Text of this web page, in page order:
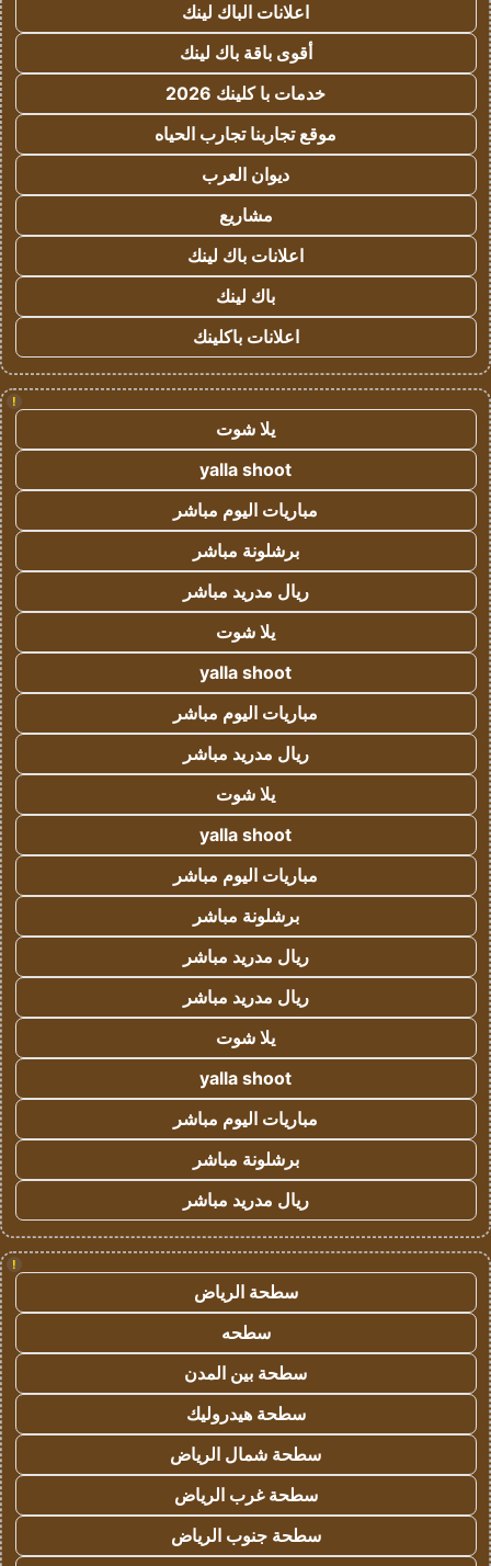
اعلانات الباك لينك
أقوى باقة باك لينك
خدمات با كلينك 2026
موقع تجاربنا تجارب الحياه
ديوان العرب
مشاريع
اعلانات باك لينك
باك لينك
اعلانات باكلينك
!
يلا شوت
yalla shoot
مباريات اليوم مباشر
برشلونة مباشر
ريال مدريد مباشر
يلا شوت
yalla shoot
مباريات اليوم مباشر
ريال مدريد مباشر
يلا شوت
yalla shoot
مباريات اليوم مباشر
برشلونة مباشر
ريال مدريد مباشر
ريال مدريد مباشر
يلا شوت
yalla shoot
مباريات اليوم مباشر
برشلونة مباشر
ريال مدريد مباشر
!
سطحة الرياض
سطحه
سطحة بين المدن
سطحة هيدروليك
سطحة شمال الرياض
سطحة غرب الرياض
سطحة جنوب الرياض